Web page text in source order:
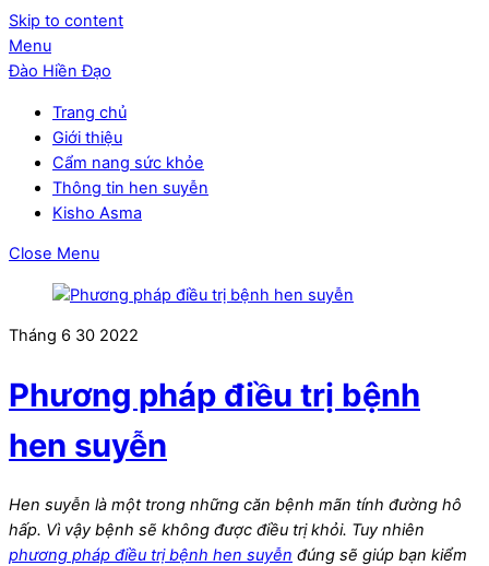
Skip to content
Menu
Đào Hiền Đạo
Trang chủ
Giới thiệu
Cẩm nang sức khỏe
Thông tin hen suyễn
Kisho Asma
Close Menu
Tháng 6 30 2022
Phương pháp điều trị bệnh
hen suyễn
Hen suyễn là một trong những căn bệnh mãn tính đường hô
hấp. Vì vậy bệnh sẽ không được điều trị khỏi. Tuy nhiên
phương pháp điều trị bệnh hen suyễn đúng sẽ giúp bạn kiểm